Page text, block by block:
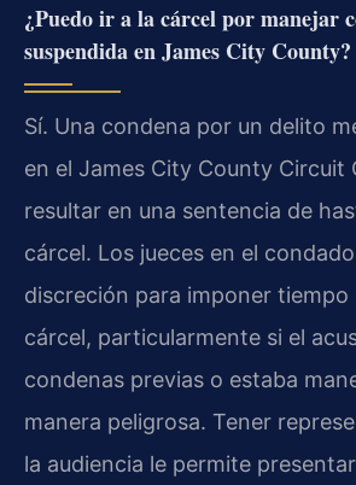
¿Puedo ir a la cárcel por manejar
suspendida en James City County?
Sí. Una condena por un delito
en el James City County Circuit
resultar en una sentencia de
cárcel. Los jueces en el
discreción para imponer tiempo
cárcel, particularmente si el
condenas previas o estaba
manera peligrosa. Tener
la audiencia le permite